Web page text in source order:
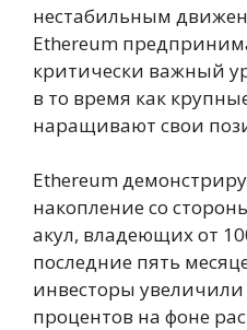
нестабильным
Ethereum
критически важный
в то время как
наращивают свои
Ethereum
накопление со
акул, владеющих от
последние пять
инвесторы
процентов на фоне